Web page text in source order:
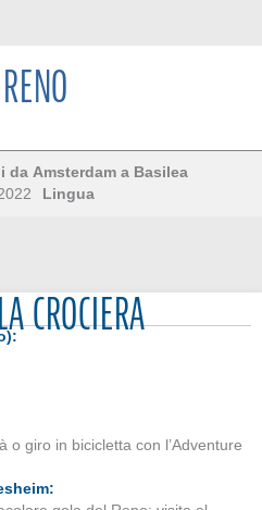
da Amsterdam a Basilea
Lingua
CROCIERA
o giro in bicicletta con l’Adventure